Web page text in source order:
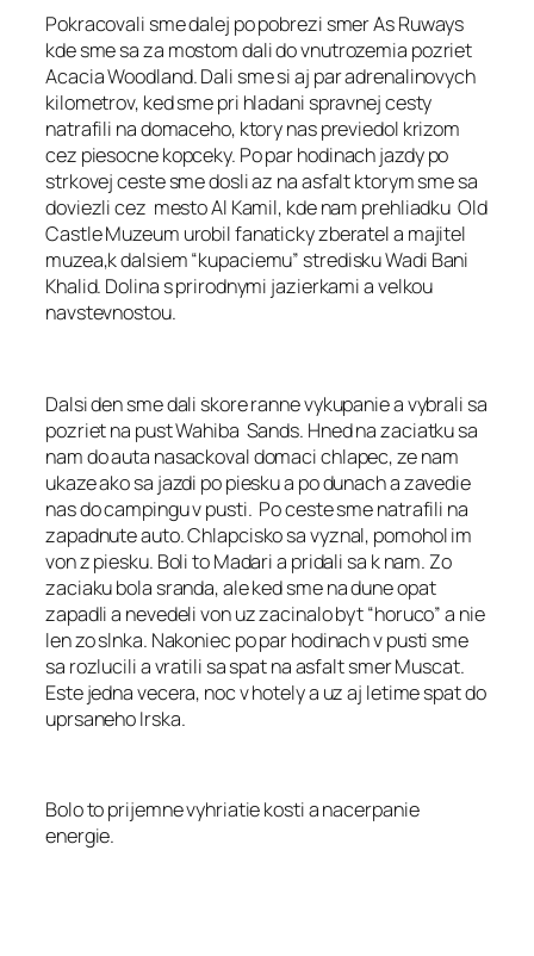
Pokracovali sme dalej po pobrezi smer As Ruways
kde sme sa za mostom dali do vnutrozemia pozriet
Acacia Woodland. Dali sme si aj par adrenalinovych
kilometrov, ked sme pri hladani spravnej cesty
natrafili na domaceho, ktory nas previedol krizom
cez piesocne kopceky. Po par hodinach jazdy po
strkovej ceste sme dosli az na asfalt ktorym sme sa
doviezli cez mesto Al Kamil, kde nam prehliadku Old
Castle Muzeum urobil fanaticky zberatel a majitel
muzea,k dalsiem “kupaciemu” stredisku Wadi Bani
Khalid. Dolina s prirodnymi jazierkami a velkou
navstevnostou.
Dalsi den sme dali skore ranne vykupanie a vybrali sa
pozriet na pust Wahiba Sands. Hned na zaciatku sa
nam do auta nasackoval domaci chlapec, ze nam
ukaze ako sa jazdi po piesku a po dunach a zavedie
nas do campingu v pusti. Po ceste sme natrafili na
zapadnute auto. Chlapcisko sa vyznal, pomohol im
von z piesku. Boli to Madari a pridali sa k nam. Zo
zaciaku bola sranda, ale ked sme na dune opat
zapadli a nevedeli von uz zacinalo byt “horuco” a nie
len zo slnka. Nakoniec po par hodinach v pusti sme
sa rozlucili a vratili sa spat na asfalt smer Muscat.
Este jedna vecera, noc v hotely a uz aj letime spat do
uprsaneho Irska.
Bolo to prijemne vyhriatie kosti a nacerpanie
energie.